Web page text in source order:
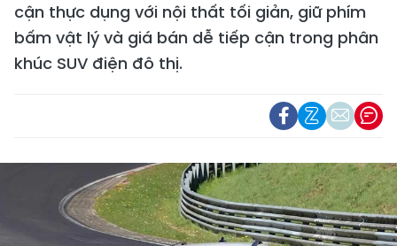
cận thực dụng với nội thất tối giản, giữ phím
bấm vật lý và giá bán dễ tiếp cận trong phân
khúc SUV điện đô thị.